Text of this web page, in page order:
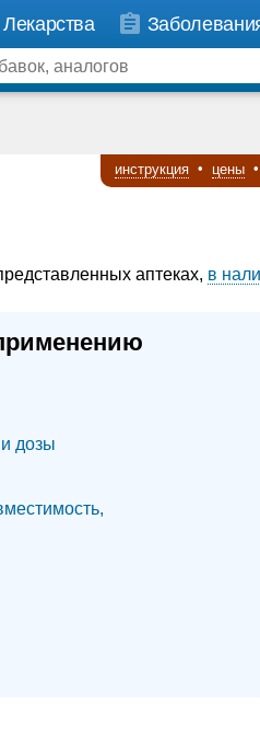
Лекарства
инструкция • цены •
аптеках, в
дозы